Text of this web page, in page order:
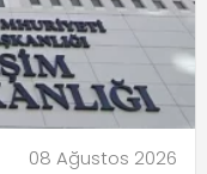
08 Ağustos 2026